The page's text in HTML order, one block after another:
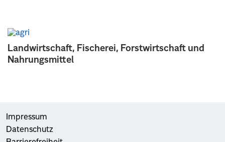
Landwirtschaft, Fischerei, Forstwirtschaft und
Nahrungsmittel
Impressum
Datenschutz